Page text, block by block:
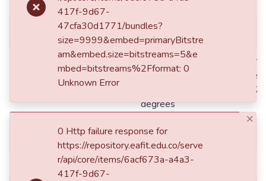
dc.contributor.author Serna Duque, Juan Pablo
dc.contributor.author Sarasa López, Daniel
dc.coverage.spatial
Medellín de: Lat: 06 15 00 N
Lat: 6.2500 decimal
W degrees minutes Long: -
degrees
dc.creator.email dsarasal@eafit.edu.co
dc.creator.email jpsernad@eafit.edu.co
417f-9d67-
47cfa30d1771/bundles?
size=9999&embed=primaryBitstre
am&embed.size=bitstreams=5&e
mbed=bitstreams%2Fformat: 0
Unknown Error
×
0 Http failure response for
https://repository.eafit.edu.co/serve
r/api/core/items/6acf673a-a4a3-
417f-9d67-